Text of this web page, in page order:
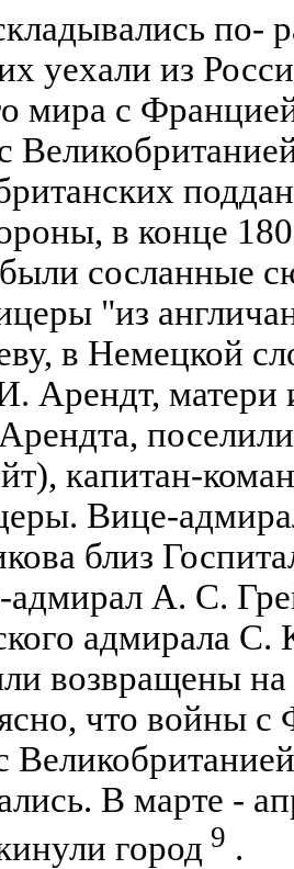
по-
уехали из
мира с
в конце
сосланные
"из
в Немецкой
Арендт, матери
капитан-
Вице-
близ
А. С.
адмирала С.
возвращены на
что войны
В марте -
город 9 .